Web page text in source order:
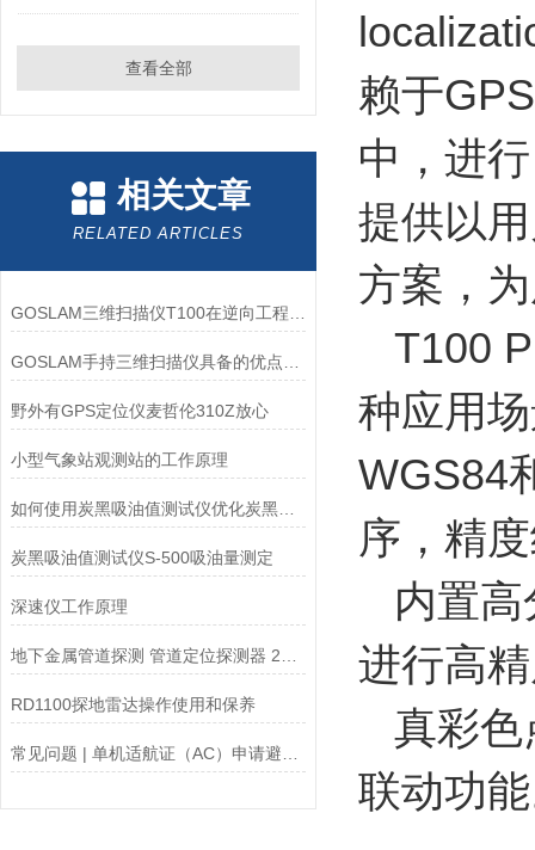
查看全部
相关文章
RELATED ARTICLES
野外有GPS定位仪麦哲伦310Z放心
小型气象站观测站的工作原理
如何使用炭黑吸油值测试仪优化炭黑生产流程？
炭黑吸油值测试仪S-500吸油量测定
深速仪工作原理
RD1100探地雷达操作使用和保养
赖于
中，进
提供以
方案，
T100
种应用
WGS84
序，精
内置高
进行高
真彩色
联动功